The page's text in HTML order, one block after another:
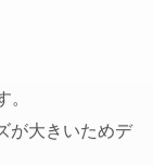
が大きいためデ